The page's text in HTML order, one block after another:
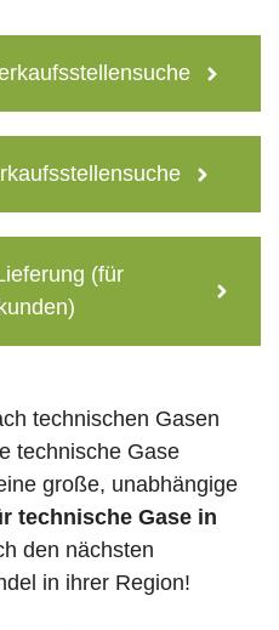
(für
technischen Gasen
technische Gase
große, unabhängige
technische Gase in
den nächsten
in ihrer Region!